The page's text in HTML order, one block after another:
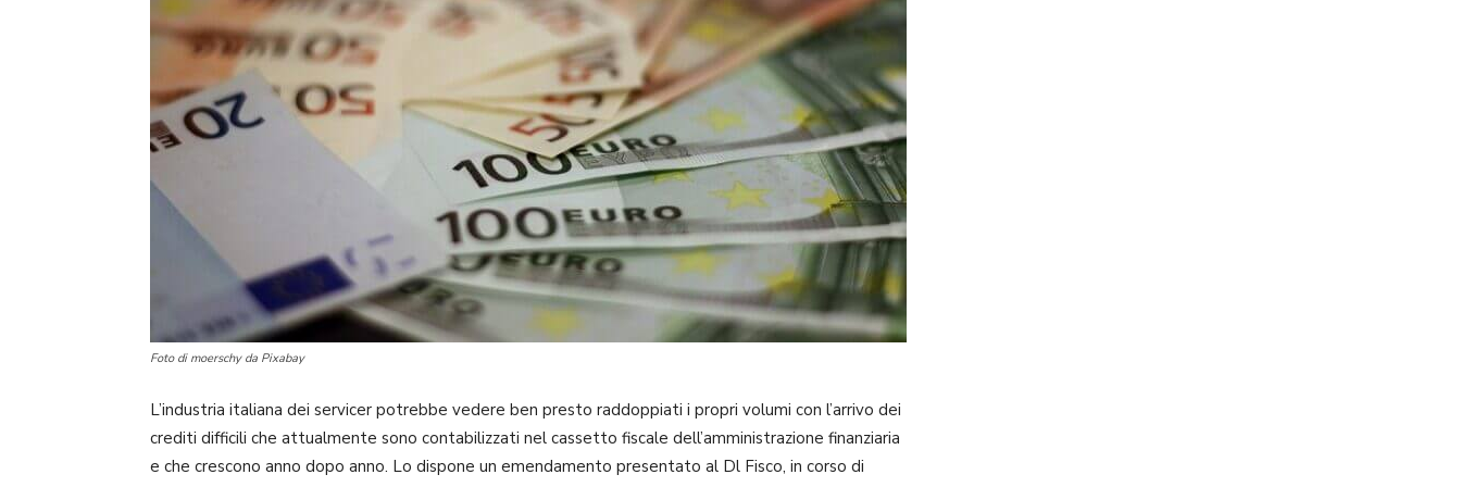
Foto di moerschy da Pixabay
L’industria italiana dei servicer potrebbe vedere ben presto raddoppiati i propri volumi con l’arrivo dei
crediti difficili che attualmente sono contabilizzati nel cassetto fiscale dell’amministrazione finanziaria
e che crescono anno dopo anno. Lo dispone un emendamento presentato al Dl Fisco, in corso di